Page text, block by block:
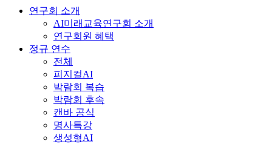
연구회 소개
AI미래교육연구회 소개
연구회원 혜택
정규 연수
전체
피지컬AI
박람회 복습
박람회 후속
캔바 공식
명사특강
생성형AI